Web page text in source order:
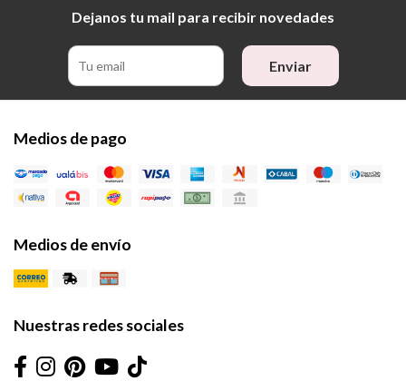
Dejanos tu mail para recibir novedades
Enviar
Medios de pago
Medios de envío
Nuestras redes sociales